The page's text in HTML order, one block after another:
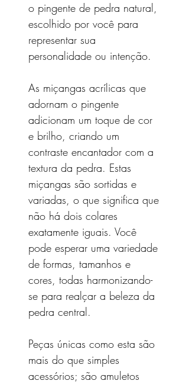
o pingente de pedra natural,
escolhido por você para
representar sua
personalidade ou intenção.
As miçangas acrílicas que
adornam o pingente
adicionam um toque de cor
e brilho, criando um
contraste encantador com a
textura da pedra. Estas
miçangas são sortidas e
variadas, o que significa que
não há dois colares
exatamente iguais. Você
pode esperar uma variedade
de formas, tamanhos e
cores, todas harmonizando-
se para realçar a beleza da
pedra central.
Peças únicas como esta são
mais do que simples
acessórios; são amuletos